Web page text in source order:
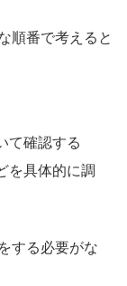
順番で考えると
て確認する
を具体的に調
する必要がな